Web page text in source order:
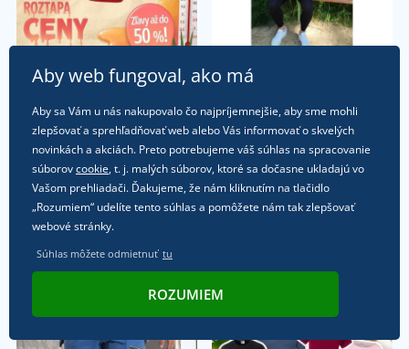
Aby web fungoval, ako má
Aby sa Vám u nás nakupovalo čo najpríjemnejšie, aby sme mohli
zlepšovať a sprehľadňovať web alebo Vás informovať o skvelých
novinkách a akciách. Preto potrebujeme váš súhlas na spracovanie
súborovcookie, t. j. malých súborov, ktoré sa dočasne ukladajú vo
Vašom prehliadači. Ďakujeme, že nám kliknutím na tlačidlo
„Rozumiem“ udelíte tento súhlas a pomôžete nám tak zlepšovať
webové stránky.
Súhlas môžete odmietnuť tu
ROZUMIEM